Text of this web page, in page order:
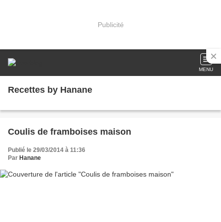
Publicité
MENU
Recettes by Hanane
Coulis de framboises maison
Publié le 29/03/2014 à 11:36
Par Hanane